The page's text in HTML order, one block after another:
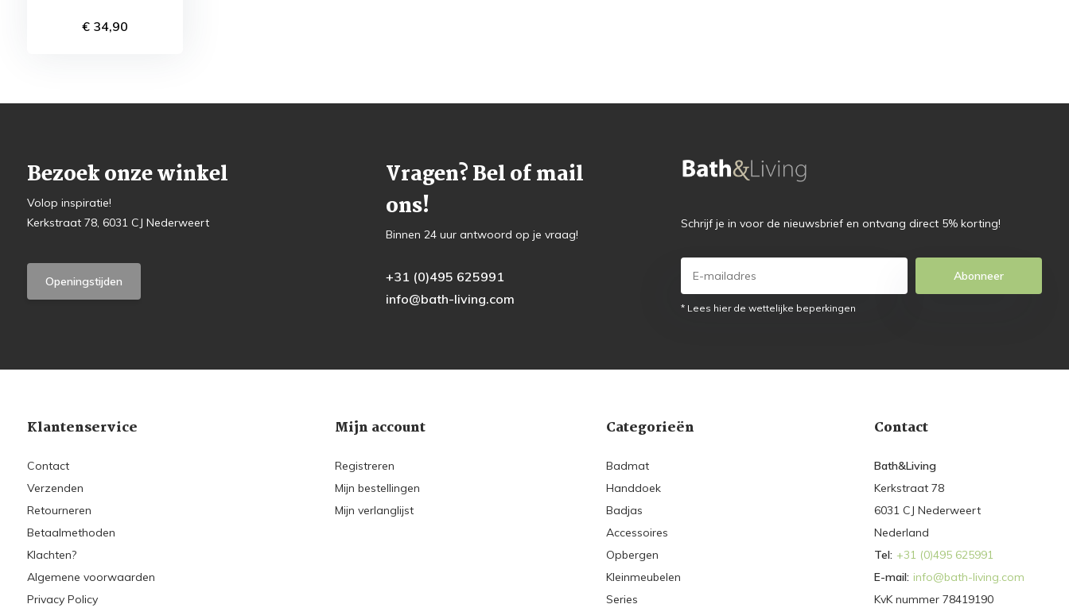
€ 34,90
Bezoek onze winkel
Volop inspiratie!
Kerkstraat 78, 6031 CJ Nederweert
Openingstijden
Vragen? Bel of mail
ons!
Binnen 24 uur antwoord op je vraag!
+31 (0)495 625991
info@bath-living.com
Schrijf je in voor de nieuwsbrief en ontvang direct 5% korting!
Abonneer
* Lees hier de wettelijke beperkingen
Klantenservice
Contact
Verzenden
Retourneren
Betaalmethoden
Klachten?
Algemene voorwaarden
Privacy Policy
Mijn account
Registreren
Mijn bestellingen
Mijn verlanglijst
Categorieën
Badmat
Handdoek
Badjas
Accessoires
Opbergen
Kleinmeubelen
Series
Contact
Bath&Living
Kerkstraat 78
6031 CJ Nederweert
Nederland
Tel: +31 (0)495 625991
E-mail: info@bath-living.com
KvK nummer 78419190